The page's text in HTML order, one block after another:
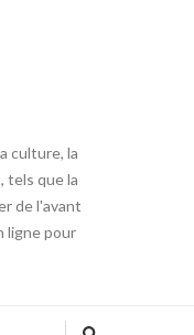
culture, la
tels que la
de l'avant
ligne pour